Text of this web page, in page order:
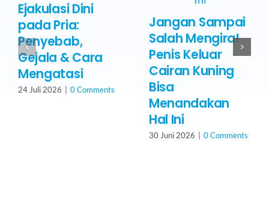
Ejakulasi Dini
pada Pria:
Penyebab,
Gejala & Cara
Mengatasi
24 Juli 2026 0 Comments
Jangan Sampai
Salah Mengira!
Penis Keluar
Cairan Kuning
Bisa
Menandakan
Hal Ini
30 Juni 2026 0 Comments